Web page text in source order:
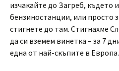
изчакайте до Загреб, където
бензиностанции, или просто
стигнете до там. Стигнахме
да си вземем винетка – за 7
една от най-скъпите в Европа.